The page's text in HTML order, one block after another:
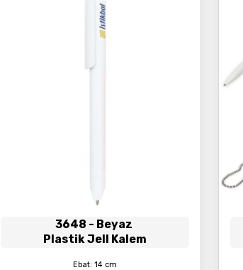
3648 - Beyaz
Plastik Jell Kalem
Ebat: 14 cm